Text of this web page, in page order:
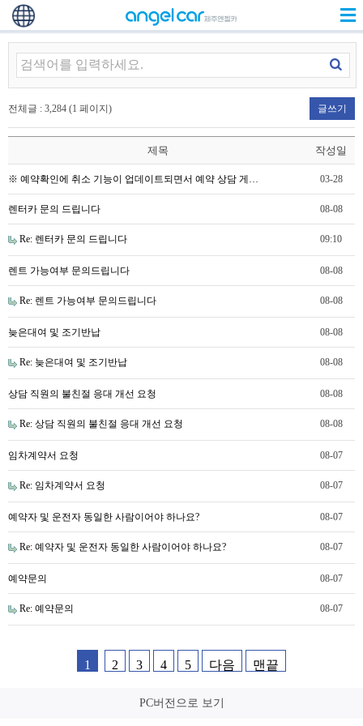
전체글 : 3,284 (1 페이지) 글쓰기
제목 작성일
※ 예약확인에 취소 기능이 업데이트되면서 예약 상담 게… 03-28
렌터카 문의 드립니다 08-08
Re: 렌터카 문의 드립니다 09:10
렌트 가능여부 문의드립니다 08-08
Re: 렌트 가능여부 문의드립니다 08-08
늦은대여 및 조기반납 08-08
Re: 늦은대여 및 조기반납 08-08
상담 직원의 불친절 응대 개선 요청 08-08
Re: 상담 직원의 불친절 응대 개선 요청 08-08
임차계약서 요청 08-07
Re: 임차계약서 요청 08-07
예약자 및 운전자 동일한 사람이어야 하나요? 08-07
Re: 예약자 및 운전자 동일한 사람이어야 하나요? 08-07
예약문의 08-07
Re: 예약문의 08-07
1 2 3 4 5 다음 맨끝
PC버전으로 보기